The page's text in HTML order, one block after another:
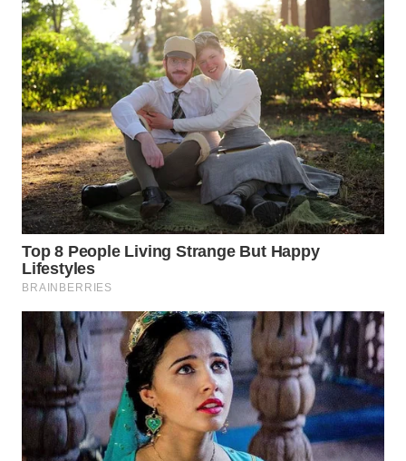
PAKPAK
WN
KARAWANG
WN
BEKASI
WN
BOGOR
WN
DEPOK
WN
TAPANULI
UTARA
WN
SAMOSIR